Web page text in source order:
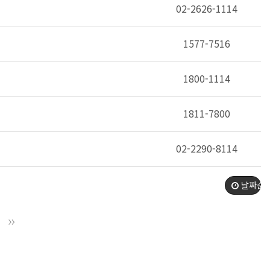
02-2626-1114
1577-7516
1800-1114
1811-7800
02-2290-8114
날짜순